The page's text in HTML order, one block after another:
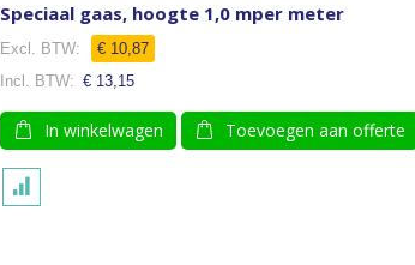
Speciaal gaas, hoogte 1,0 mper meter
€ 10,87
€ 13,15
In winkelwagen Toevoegen aan offerte